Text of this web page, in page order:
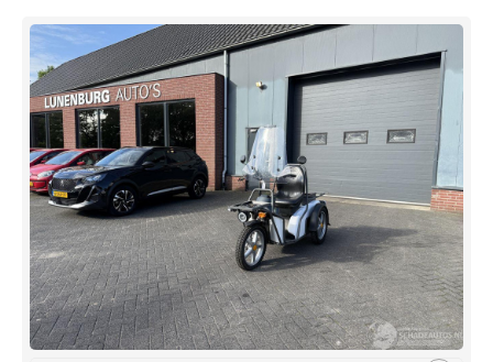
Contact
Direct contact
Contact
+31 (0)73 503 36 94
info@lunenburgautos.nl
Elektrisch 1 Diesel 8 Benzine